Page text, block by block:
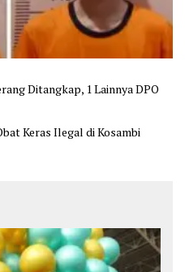
Ditangkap, 1 Lainnya DPO
Keras Ilegal di Kosambi